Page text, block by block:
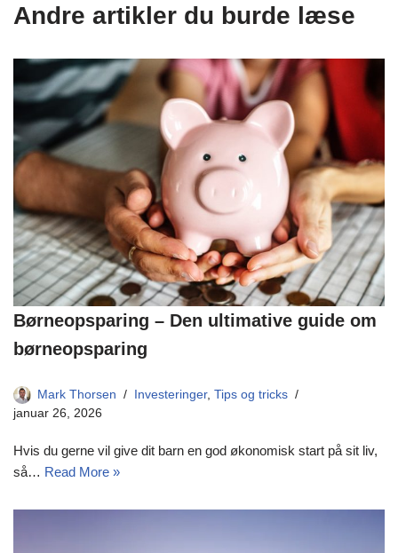
Andre artikler du burde læse
Børneopsparing – Den ultimative guide om
børneopsparing
Mark Thorsen Investeringer, Tips og tricks
januar 26, 2026
Hvis du gerne vil give dit barn en god økonomisk start på sit liv,
så… Read More »